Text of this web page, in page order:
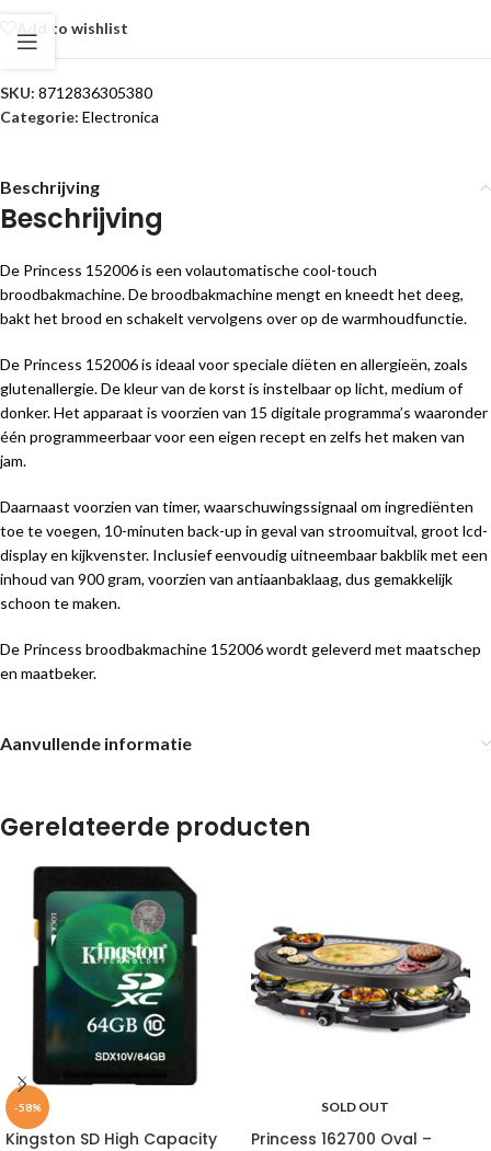
Add to wishlist
SKU: 8712836305380
Categorie: Electronica
Beschrijving
Beschrijving
De Princess 152006 is een volautomatische cool-touch
broodbakmachine. De broodbakmachine mengt en kneedt het deeg,
bakt het brood en schakelt vervolgens over op de warmhoudfunctie.
De Princess 152006 is ideaal voor speciale diëten en allergieën, zoals
glutenallergie. De kleur van de korst is instelbaar op licht, medium of
donker. Het apparaat is voorzien van 15 digitale programma’s waaronder
één programmeerbaar voor een eigen recept en zelfs het maken van
jam.
Daarnaast voorzien van timer, waarschuwingssignaal om ingrediënten
toe te voegen, 10-minuten back-up in geval van stroomuitval, groot lcd-
display en kijkvenster. Inclusief eenvoudig uitneembaar bakblik met een
inhoud van 900 gram, voorzien van antiaanbaklaag, dus gemakkelijk
schoon te maken.
De Princess broodbakmachine 152006 wordt geleverd met maatschep
en maatbeker.
Aanvullende informatie
Gerelateerde producten
-58%
Kingston SD High Capacity
SOLD OUT
Princess 162700 Oval –